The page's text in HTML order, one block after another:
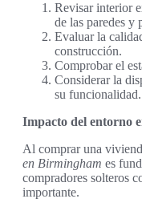
Revisar interior
de las paredes y
Evaluar la
construcción.
Comprobar el
Considerar la
su funcionalidad.
Impacto del entorno
Al comprar una
en Birmingham es
compradores solteros
importante.